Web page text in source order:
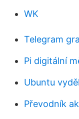
WK
Telegram
Pi digitální
Ubuntu
Převodník